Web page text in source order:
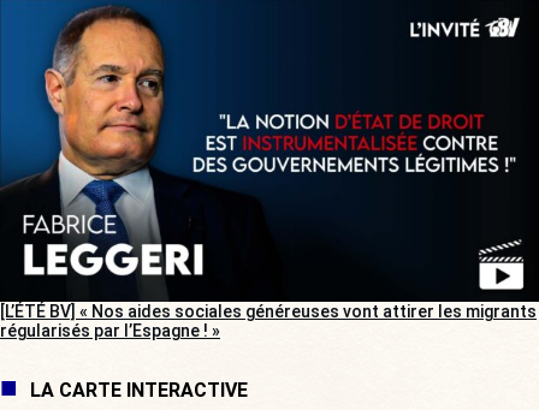
[L’ÉTÉ BV] « Nos aides sociales généreuses vont attirer les migrants
régularisés par l’Espagne ! »
LA CARTE INTERACTIVE